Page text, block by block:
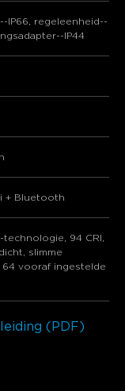
IP66, regeleenheid--
IP44
+ Bluetooth
technologie, 94 CRI,
slimme
64 vooraf ingestelde
(PDF)